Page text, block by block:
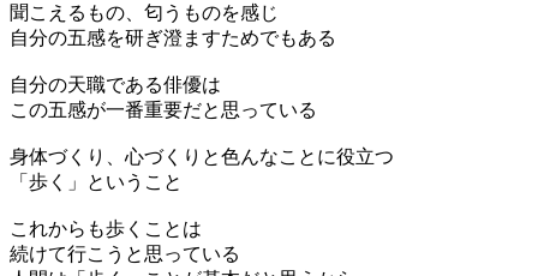
聞こえるもの、匂うものを感じ
自分の五感を研ぎ澄ますためでもある
自分の天職である俳優は
この五感が一番重要だと思っている
身体づくり、心づくりと色んなことに役立つ
「歩く」ということ
これからも歩くことは
続けて行こうと思っている